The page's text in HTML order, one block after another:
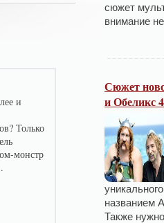
сюжет
внимание
Сюжет
и Обеликс 4
названием
Также нужно
и
Только
монстр